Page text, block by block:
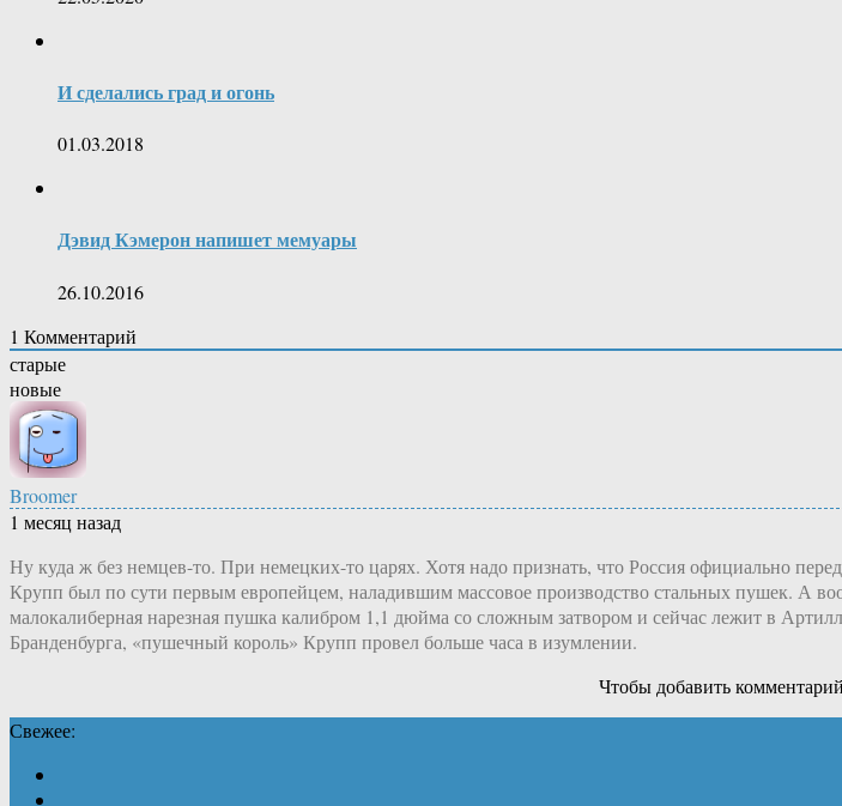
И сделались град и огонь
01.03.2018
Дэвид Кэмерон напишет мемуары
26.10.2016
1 Комментарий
старые
новые
Broomer
1 месяц назад
Ну куда ж без немцев-то. При немецких-то царях. Хотя надо признать, что Россия официально
Крупп был по сути первым европейцем, наладившим массовое производство стальных пушек. А
малокалиберная нарезная пушка калибром 1,1 дюйма со сложным затвором и сейчас лежит в
Бранденбурга, «пушечный король» Крупп провел больше часа в изумлении.
Чтобы добавить
Свежее: